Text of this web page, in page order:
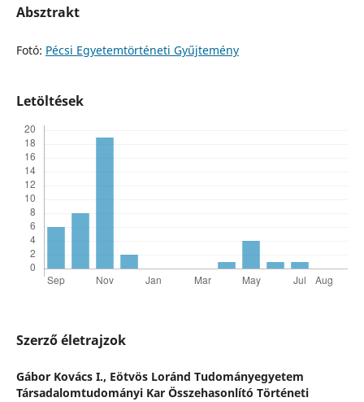
Absztrakt
Fotó: Pécsi Egyetemtörténeti Gyűjtemény
Letöltések
Szerző életrajzok
Gábor Kovács I., Eötvös Loránd Tudományegyetem
Társadalomtudományi Kar Összehasonlító Történeti